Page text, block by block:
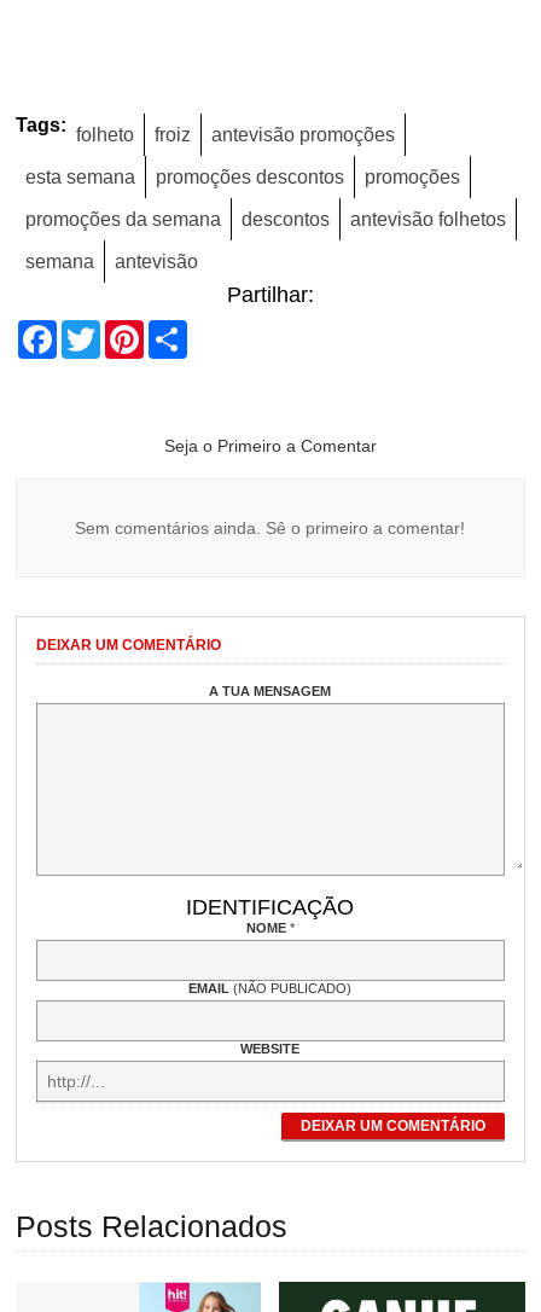
Tags: folheto froiz antevisão promoções
esta semana promoções descontos promoções
promoções da semana descontos antevisão folhetos
semana antevisão
Partilhar:
Facebook
TwitterPinterest
Seja o Primeiro a Comentar
Sem comentários ainda. Sê o primeiro a comentar!
DEIXAR UM COMENTÁRIO
A TUA MENSAGEM
IDENTIFICAÇÃO
NOME *
EMAIL(NÃO PUBLICADO)
WEBSITE
DEIXAR UM COMENTÁRIO
Posts Relacionados